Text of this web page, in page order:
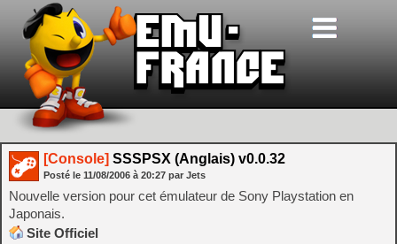
[Console] SSSPSX (Anglais) v0.0.32
Posté le 11/08/2006 à 20:27 par Jets
Nouvelle version pour cet émulateur de Sony Playstation en
Japonais.
Site Officiel